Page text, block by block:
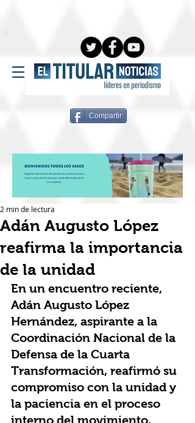
Compartir
Adán Augusto López
reafirma la importancia
de la unidad
2 min de lectura
En un encuentro reciente,
Adán Augusto López
Hernández, aspirante a la
Coordinación Nacional de la
Defensa de la Cuarta
Transformación, reafirmó su
compromiso con la unidad y
la paciencia en el proceso
interno del movimiento.